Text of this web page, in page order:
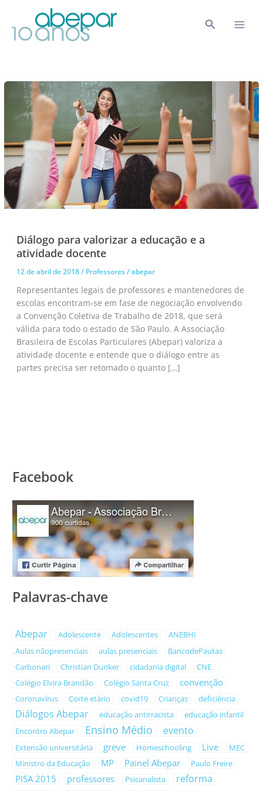
conteúdo
Pesquisar
Diálogo para valorizar a educação e a
atividade docente
12 de abril de 2018/ Professores/abepar
Representantes legais de professores e mantenedores de
escolas encontram-se em fase de negociação envolvendo
a Convenção Coletiva de Trabalho de 2018, que será
válida para todo o estado de São Paulo. A Associação
Brasileira de Escolas Particulares (Abepar) valoriza a
atividade docente e entende que o diálogo entre as
partes precisa ser retomado o quanto […]
Facebook
Palavras-chave
Abepar Adolescente Adolescentes
ANEBHI
Aulas nãopresenciais
aulas presenciais
BancodePautas
Carbonari
Christian Dunker cidadania digital
CNE
Colégio Elvira Brandão
Colégio Santa Cruz convenção
Coronavírus Corte etário covid19 Crianças deficiência
Diálogos Abepar educação antirracista
educação infantil
Encontro Abepar
Ensino Médio evento
Extensão universitária greve Homeschooling Live
MEC
Ministro da Educação
MP Painel Abepar Paulo Freire
PISA 2015 professores Psicanalista reforma